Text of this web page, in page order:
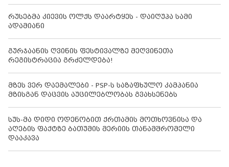
რუსებმა კიევის ოლქს დაარტყეს - დაიღუპა სამი
ადამიანი
გურჯაანის ღვინის ფესტივალზე მეღვინეთა
რეგისტრაცია გრძელდება!
მზეს ვერ დაემალები - PSP-ს საზაფხულო კამპანია
მზისგან დაცვის აუცილებლობას გვახსენებს
სუს-მა დიდი ოდენობით ქრთამის მოთხოვნისა და
აღების ფაქტზე ბათუმის მერიის თანამშრომელი
დააკავა